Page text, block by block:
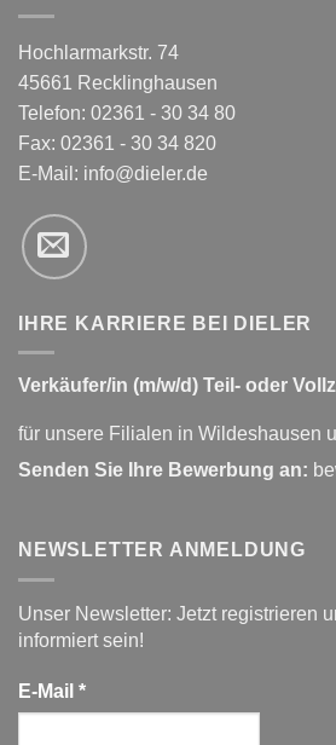
Hochlarmarkstr. 74
45661 Recklinghausen
Telefon: 02361 - 30 34 80
Fax: 02361 - 30 34 820
E-Mail: info@dieler.de
IHRE KARRIERE BEI DIELER
Verkäufer/in (m/w/d) Teil- oder
für unsere Filialen in Wildeshausen
Senden Sie Ihre Bewerbung an:
NEWSLETTER ANMELDUNG
Unser Newsletter: Jetzt registrieren
informiert sein!
E-Mail *